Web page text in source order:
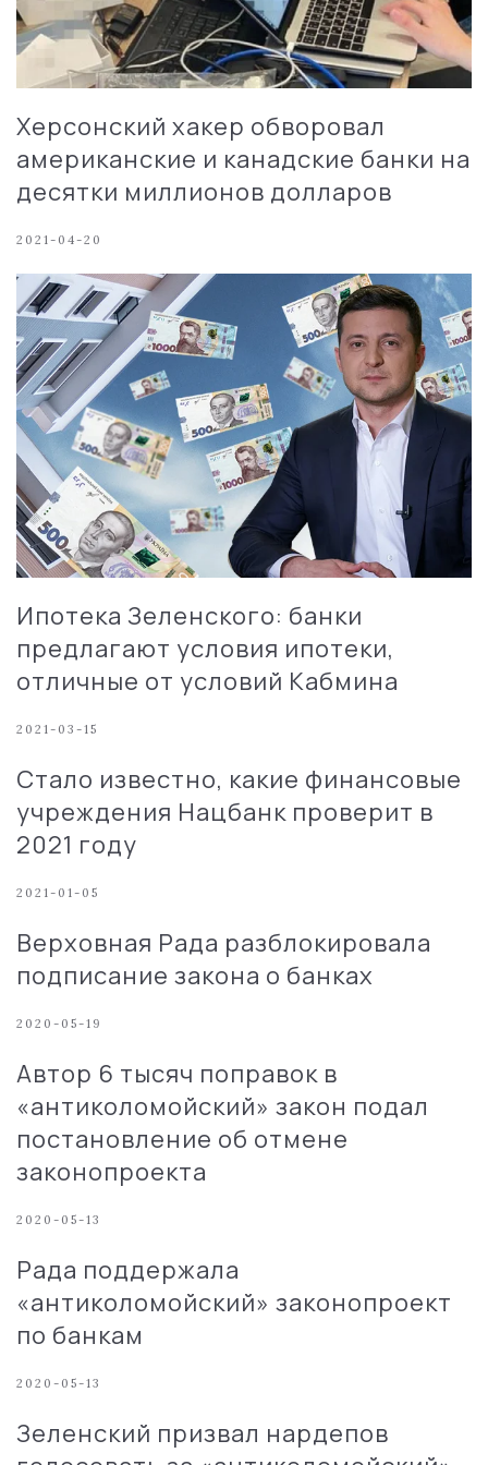
Херсонский хакер обворовал
американские и канадские банки на
десятки миллионов долларов
2021-04-20
Ипотека Зеленского: банки
предлагают условия ипотеки,
отличные от условий Кабмина
2021-03-15
Стало известно, какие финансовые
учреждения Нацбанк проверит в
2021 году
2021-01-05
Верховная Рада разблокировала
подписание закона о банках
2020-05-19
Автор 6 тысяч поправок в
«антиколомойский» закон подал
постановление об отмене
законопроекта
2020-05-13
Рада поддержала
«антиколомойский» законопроект
по банкам
2020-05-13
Зеленский призвал нардепов